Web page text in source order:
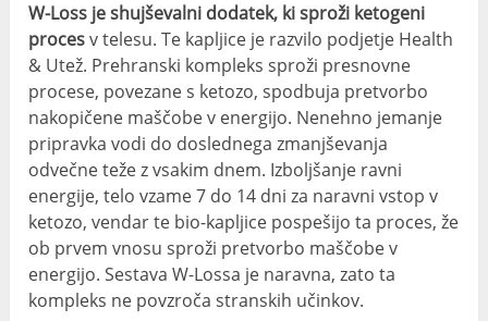
W-Loss je shujševalni dodatek, ki sproži ketogeni
procesv telesu. Te kapljice je razvilo podjetje Health
& Utež. Prehranski kompleks sproži presnovne
procese, povezane s ketozo, spodbuja pretvorbo
nakopičene maščobe v energijo. Nenehno jemanje
pripravka vodi do doslednega zmanjševanja
odvečne teže z vsakim dnem. Izboljšanje ravni
energije, telo vzame 7 do 14 dni za naravni vstop v
ketozo, vendar te bio-kapljice pospešijo ta proces, že
ob prvem vnosu sproži pretvorbo maščobe v
energijo. Sestava W-Lossa je naravna, zato ta
kompleks ne povzroča stranskih učinkov.